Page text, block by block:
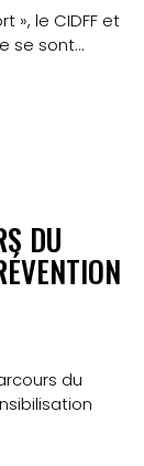
», le CIDFF et
se sont...
DU
du